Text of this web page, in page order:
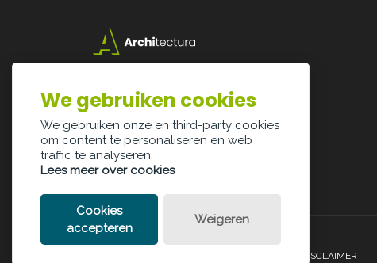
3500 Hasselt
info@architectura.be
LEGAL DISCLAIMER
We gebruiken cookies
We gebruiken onze en third-party cookies
om content te personaliseren en web
traffic te analyseren.
Lees meer over cookies
Cookies
accepteren
Weigeren